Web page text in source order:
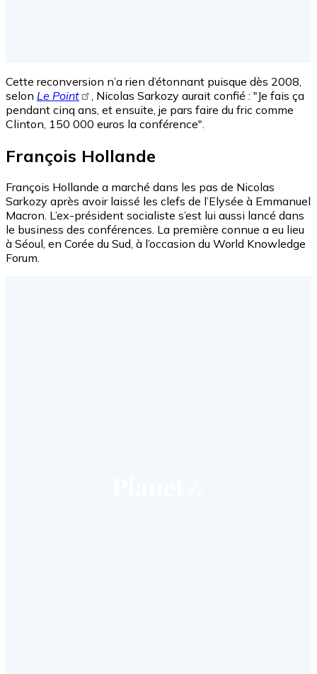
Cette reconversion n’a rien d’étonnant puisque dès 2008,
selon Le Point
, Nicolas Sarkozy aurait confié : "Je fais ça
pendant cinq ans, et ensuite, je pars faire du fric comme
Clinton, 150 000 euros la conférence".
François Hollande
François Hollande a marché dans les pas de Nicolas
Sarkozy après avoir laissé les clefs de l’Elysée à Emmanuel
Macron. L’ex-président socialiste s’est lui aussi lancé dans
le business des conférences. La première connue a eu lieu
à Séoul, en Corée du Sud, à l’occasion du World Knowledge
Forum.